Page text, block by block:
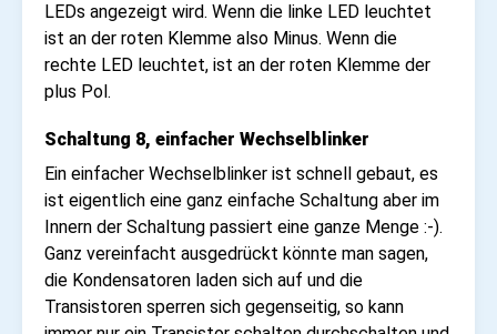
LEDs angezeigt wird. Wenn die linke LED leuchtet
ist an der roten Klemme also Minus. Wenn die
rechte LED leuchtet, ist an der roten Klemme der
plus Pol.
Schaltung 8, einfacher Wechselblinker
Ein einfacher Wechselblinker ist schnell gebaut, es
ist eigentlich eine ganz einfache Schaltung aber im
Innern der Schaltung passiert eine ganze Menge :-).
Ganz vereinfacht ausgedrückt könnte man sagen,
die Kondensatoren laden sich auf und die
Transistoren sperren sich gegenseitig, so kann